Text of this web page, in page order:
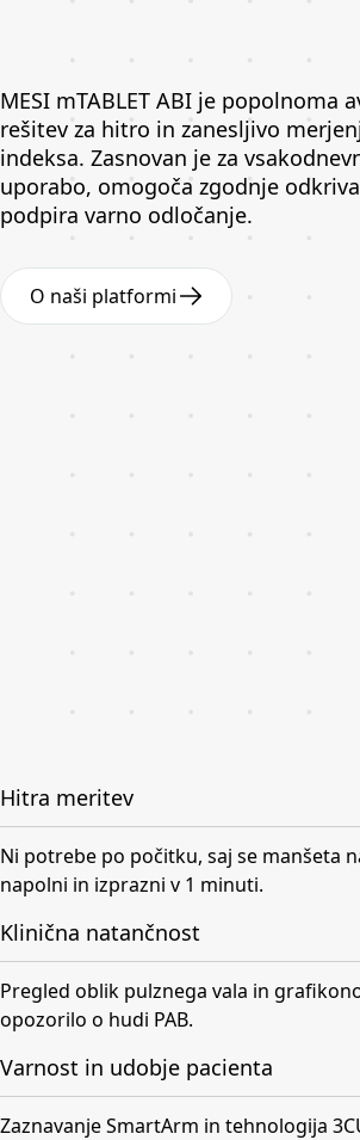
MESI mTABLET ABI je popolnoma
rešitev za hitro in zanesljivo
indeksa. Zasnovan je za
uporabo, omogoča zgodnje
podpira varno odločanje.
O naši platformi
Hitra meritev
Ni potrebe po počitku, saj se manšeta
napolni in izprazni v 1 minuti.
Klinična natančnost
Pregled oblik pulznega vala in
opozorilo o hudi PAB.
Varnost in udobje pacienta
Zaznavanje SmartArm in tehnologija